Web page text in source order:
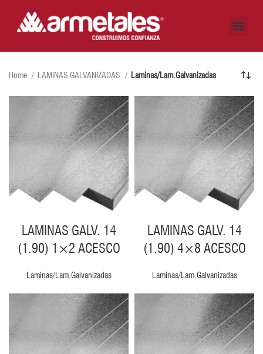
Home LAMINAS GALVANIZADAS Laminas/Lam.Galvanizadas
LAMINAS GALV. 14
(1.90) 1×2 ACESCO
Laminas/Lam.Galvanizadas
LAMINAS GALV. 14
(1.90) 4×8 ACESCO
Laminas/Lam.Galvanizadas